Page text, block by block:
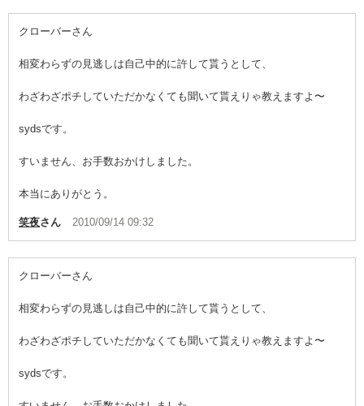
クローバーさん
相変わらずの見逃しは自己中的に許して貰うとして、
わざわざポチしていただかなくても聞いて貰えりゃ教えますよ〜
sydsです。
すいません、お手数おかけしました。
本当にありがとう。
笑夜さん 2010/09/14 09:32
クローバーさん
相変わらずの見逃しは自己中的に許して貰うとして、
わざわざポチしていただかなくても聞いて貰えりゃ教えますよ〜
sydsです。